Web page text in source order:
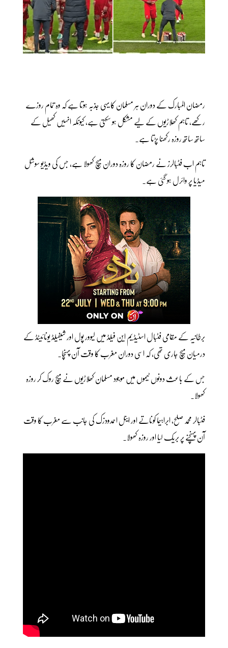
رمضان المبارک کے دوران ہر مسلمان کا یہی جذبہ ہوتا ہے کہ وہ تمام روزے
رکھے، تاہم کھلاڑیوں کے لیے مشکل ہو سکتی ہے، کیونکہ انہیں کھیل کے
ساتھ ساتھ روزہ رکھنا پڑتا ہے۔
تاہم اب فٹبالرز نے رمضان کا روزہ دوران میچ کھولا ہے، جس کی ویڈیو سوشل
میڈیا پر وائرل ہو گئی ہے۔
برطانیہ کے مقامی فٹبال اسٹیڈیم این فیلڈ میں لیوور پول اور شیفیلڈ یونائیٹڈ کے
درمیان میچ جاری تھی، کہ اسی دوران مغرب کا وقت آن پہنچا۔
جس کے باعث دونوں ٹیموں میں موجود مسلمان کھلاڑیوں نے میچ روک کر روزہ
کھولا۔
فٹبالر محمد صلح، ابراہیما کوناتے اور اینل احمدودزک کی جانب سے مغرب کا وقت
آن پہنچنے پر بریک لیا اور روزہ کھولا۔